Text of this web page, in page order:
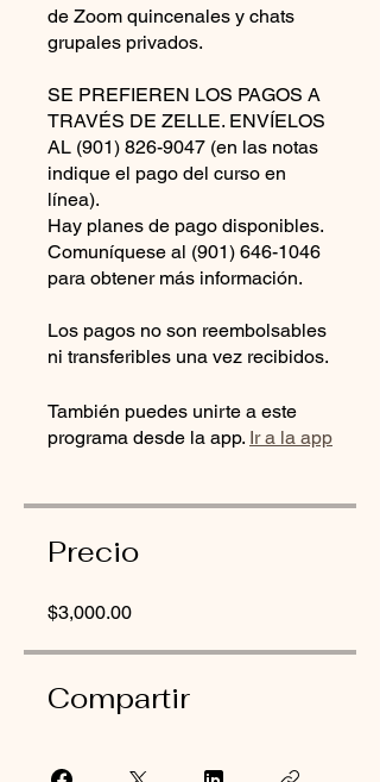
de Zoom quincenales y chats
grupales privados.
SE PREFIEREN LOS PAGOS A
TRAVÉS DE ZELLE. ENVÍELOS
AL (901) 826-9047 (en las notas
indique el pago del curso en
línea).
Hay planes de pago disponibles.
Comuníquese al (901) 646-1046
para obtener más información.
Los pagos no son reembolsables
ni transferibles una vez recibidos.
También puedes unirte a este
programa desde la app. Ir a la app
Precio
$3,000.00
Compartir